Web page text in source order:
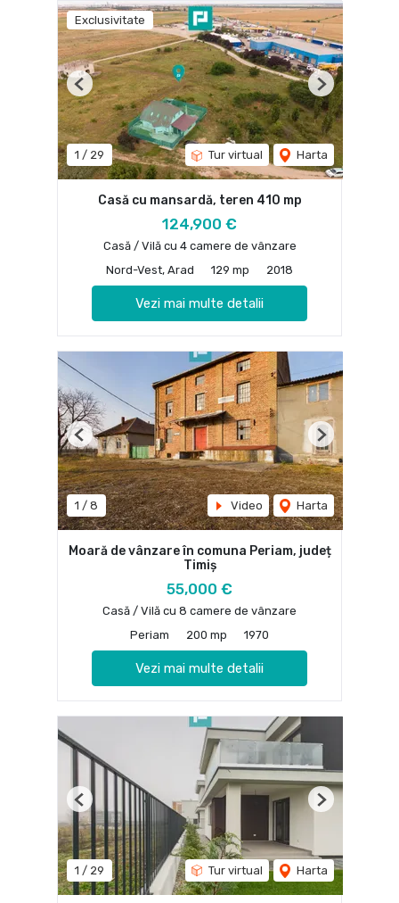
Exclusivitate
1 / 29 Tur virtual Harta
Previous Next
Casă cu mansardă, teren 410 mp
124,900 €
Casă / Vilă cu 4 camere de vânzare
Nord-Vest, Arad
129 mp 2018
Vezi mai multe detalii
1 / 8 Video Harta
Previous Next
Moară de vânzare în comuna Periam, județ
Timiș
55,000 €
Casă / Vilă cu 8 camere de vânzare
Periam
200 mp 1970
Vezi mai multe detalii
1 / 29 Tur virtual Harta
Previous Next